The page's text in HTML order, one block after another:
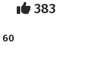
383
60